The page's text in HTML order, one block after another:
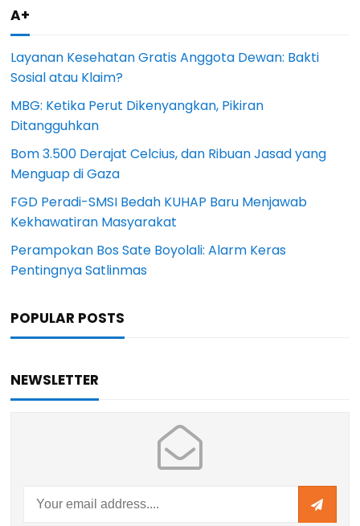
A+
Layanan Kesehatan Gratis Anggota Dewan: Bakti
Sosial atau Klaim?
MBG: Ketika Perut Dikenyangkan, Pikiran
Ditangguhkan
Bom 3.500 Derajat Celcius, dan Ribuan Jasad yang
Menguap di Gaza
FGD Peradi-SMSI Bedah KUHAP Baru Menjawab
Kekhawatiran Masyarakat
Perampokan Bos Sate Boyolali: Alarm Keras
Pentingnya Satlinmas
POPULAR POSTS
NEWSLETTER